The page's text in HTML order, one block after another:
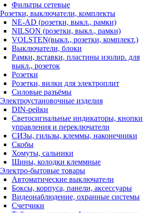
Фильтры сетевые
выключатели, комплекты
NE-AD (розетки, выкл., рамки)
NILSON (розетки, выкл., рамки)
VOLSTEN(выкл., розетки, комплект.)
Выключатели, блоки
Рамки, вставки, пластины изолир. для
выкл., розеток
Розетки
Розетки, вилки для электроплит
Силовые разъёмы
изделия
DIN-рейки
Светосигнальные индикаторы, кнопки
управления и переключатели
СИЗы, гильзы, клеммы, наконечники
Скобы
Хомуты, сальники
Шины, колодки клеммные
бытовые товары
Автоматические выключатели
Боксы, корпуса, панели, аксессуары
Видеонаблюдение, охранные системы
Счетчики